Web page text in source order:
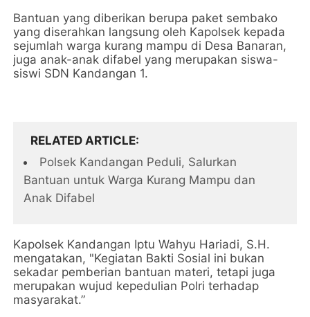
Bantuan yang diberikan berupa paket sembako
yang diserahkan langsung oleh Kapolsek kepada
sejumlah warga kurang mampu di Desa Banaran,
juga anak-anak difabel yang merupakan siswa-
siswi SDN Kandangan 1.
RELATED ARTICLE
Polsek Kandangan Peduli, Salurkan
Bantuan untuk Warga Kurang Mampu dan
Anak Difabel
Kapolsek Kandangan Iptu Wahyu Hariadi, S.H.
mengatakan, "Kegiatan Bakti Sosial ini bukan
sekadar pemberian bantuan materi, tetapi juga
merupakan wujud kepedulian Polri terhadap
masyarakat.”